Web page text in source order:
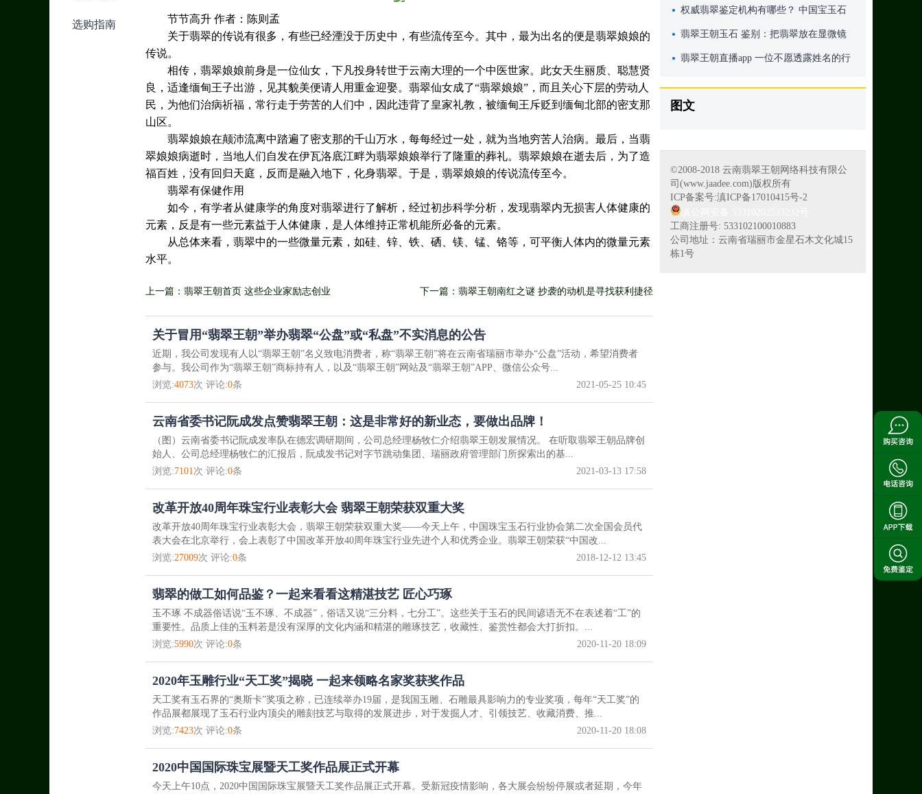
选购指南
节节高升 作者：陈则孟
关于翡翠的传说有很多，有些已经湮没于历史中，有些流传至今。其中，最为出名的便是翡翠娘娘的
传说。
相传，翡翠娘娘前身是一位仙女，下凡投身转世于云南大理的一个中医世家。此女天生丽质、聪慧贤
良，适逢缅甸王子出游，见其貌美便请人用重金迎娶。翡翠仙女成了“翡翠娘娘”，而且关心下层的劳动人
民，为他们治病祈福，常行走于劳苦的人们中，因此违背了皇家礼教，被缅甸王斥贬到缅甸北部的密支那
山区。
翡翠娘娘在颠沛流离中踏遍了密支那的千山万水，每每经过一处，就为当地穷苦人治病。最后，当翡
翠娘娘病逝时，当地人们自发在伊瓦洛底江畔为翡翠娘娘举行了隆重的葬礼。翡翠娘娘在逝去后，为了造
福百姓，没有回归天庭，反而是融入地下，化身翡翠。于是，翡翠娘娘的传说流传至今。
翡翠有保健作用
如今，有学者从健康学的角度对翡翠进行了解析，经过初步科学分析，发现翡翠内无损害人体健康的
元素，反是有一些元素益于人体健康，是人体维持正常机能所必备的元素。
从总体来看，翡翠中的一些微量元素，如硅、锌、铁、硒、镁、锰、铬等，可平衡人体内的微量元素
水平。
上一篇：翡翠王朝首页 这些企业家励志创业 下一篇：翡翠王朝南红之谜 抄袭的动机是寻找获利捷径
关于冒用“翡翠王朝”举办翡翠“公盘”或“私盘”不实消息的公告
近期，我公司发现有人以“翡翠王朝”名义致电消费者，称“翡翠王朝”将在云南省瑞丽市举办“公盘”活动，希望消费者
参与。我公司作为“翡翠王朝”商标持有人，以及“翡翠王朝”网站及“翡翠王朝”APP、微信公众号...
浏览:4073次 评论:0条 2021-05-25 10:45
云南省委书记阮成发点赞翡翠王朝：这是非常好的新业态，要做出品牌！
（图）云南省委书记阮成发率队在德宏调研期间，公司总经理杨牧仁介绍翡翠王朝发展情况。 在听取翡翠王朝品牌创
始人、公司总经理杨牧仁的汇报后，阮成发书记对字节跳动集团、瑞丽政府管理部门所探索出的基...
浏览:7101次 评论:0条 2021-03-13 17:58
改革开放40周年珠宝行业表彰大会 翡翠王朝荣获双重大奖
改革开放40周年珠宝行业表彰大会，翡翠王朝荣获双重大奖——今天上午，中国珠宝玉石行业协会第二次全国会员代
表大会在北京举行，会上表彰了中国改革开放40周年珠宝行业先进个人和优秀企业。翡翠王朝荣获“中国改...
浏览:27009次 评论:0条 2018-12-12 13:45
翡翠的做工如何品鉴？一起来看看这精湛技艺 匠心巧琢
玉不琢 不成器俗话说“玉不琢、不成器”，俗话又说“三分料，七分工”。这些关于玉石的民间谚语无不在表述着“工”的
重要性。品质上佳的玉料若是没有深厚的文化内涵和精湛的雕琢技艺，收藏性、鉴赏性都会大打折扣。...
浏览:5990次 评论:0条 2020-11-20 18:09
2020年玉雕行业“天工奖”揭晓 一起来领略名家奖获奖作品
天工奖有玉石界的“奥斯卡”奖项之称，已连续举办19届，是我国玉雕、石雕最具影响力的专业奖项，每年“天工奖”的
作品展都展现了玉石行业内顶尖的雕刻技艺与取得的发展进步，对于发掘人才、引领技艺、收藏消费、推...
浏览:7423次 评论:0条 2020-11-20 18:08
2020中国国际珠宝展暨天工奖作品展正式开幕
今天上午10点，2020中国国际珠宝展暨天工奖作品展正式开幕。受新冠疫情影响，各大展会纷纷停展或者延期，今年
半佛半魔的菩萨
权威翡翠鉴定机构有哪些？ 中国宝玉石
协会所属的宝玉石检测中心
翡翠王朝玉石 鉴别：把翡翠放在显微镜
下观察
翡翠王朝直播app 一位不愿透露姓名的行
图文
©2008-2018 云南翡翠王朝网络科技有限公
司(www.jaadee.com)版权所有
ICP备案号:滇ICP备17010415号-2
工商注册号: 533102100010883
公司地址：云南省瑞丽市金星石木文化城15
栋1号